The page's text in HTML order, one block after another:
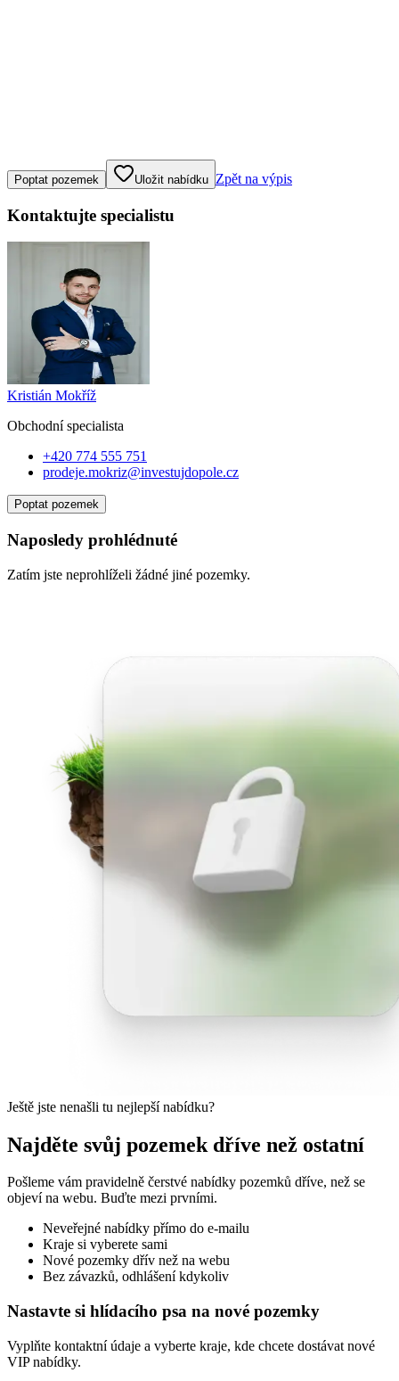
Klepněte nebo klikněte pro ovládání mapy
Poptat pozemek Uložit nabídku Zpět na výpis
Kontaktujte specialistu
Kristián Mokříž
Obchodní specialista
+420 774 555 751
prodeje.mokriz@investujdopole.cz
Poptat pozemek
Naposledy prohlédnuté
Zatím jste neprohlíželi žádné jiné pozemky.
Ještě jste nenašli tu nejlepší nabídku?
Najděte svůj pozemek dříve než ostatní
Pošleme vám pravidelně čerstvé nabídky pozemků dříve, než se
objeví na webu. Buďte mezi prvními.
Neveřejné nabídky přímo do e-mailu
Kraje si vyberete sami
Nové pozemky dřív než na webu
Bez závazků, odhlášení kdykoliv
Nastavte si hlídacího psa na nové pozemky
Vyplňte kontaktní údaje a vyberte kraje, kde chcete dostávat nové
VIP nabídky.